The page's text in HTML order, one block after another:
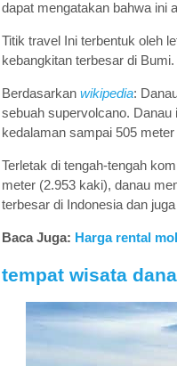
dapat mengatakan bahwa ini
Titik travel Ini terbentuk oleh
kebangkitan terbesar di Bumi.
Berdasarkan wikipedia:
sebuah supervolcano.
kedalaman sampai 505
Terletak di tengah-tengah
meter (2.953 kaki), danau
terbesar di Indonesia dan
Baca Juga: Harga rental
tempat wisata